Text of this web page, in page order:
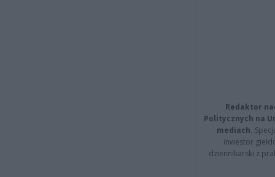
Redaktor
Politycznych na
mediach.
inwestor
dziennikarski z